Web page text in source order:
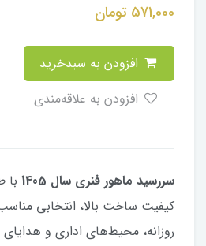
571,000 تومان
سررسید ماهور فنری سال 1405
با
کیفیت ساخت بالا، انتخابی
روزانه، محیط‌های اداری و